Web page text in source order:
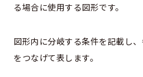
る場合に使用する図形です。
図形内に分岐する条件を記載し
をつなげて表します。